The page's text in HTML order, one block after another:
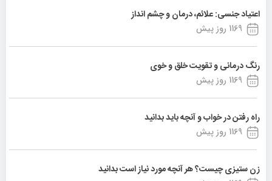
اعتیاد جنسی: علائم، درمان و چشم انداز
1169 روز پیش
رنگ درمانی و تقویت خلق و خوی
1169 روز پیش
راه رفتن در خواب و آنچه باید بدانید
1169 روز پیش
زن ستیزی چیست؟ هر آنچه مورد نیاز است بدانید